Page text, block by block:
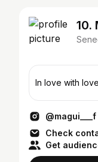
10.
In love with
@magui___f
Check
Get